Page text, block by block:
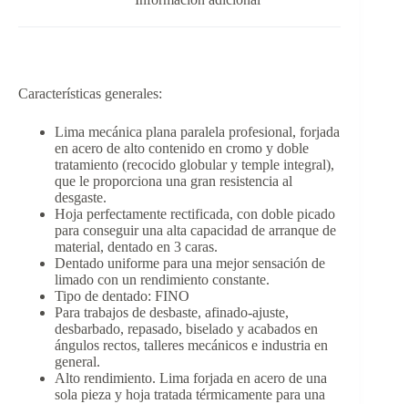
Características generales:
Lima mecánica plana paralela profesional, forjada
en acero de alto contenido en cromo y doble
tratamiento (recocido globular y temple integral),
que le proporciona una gran resistencia al
desgaste.
Hoja perfectamente rectificada, con doble picado
para conseguir una alta capacidad de arranque de
material, dentado en 3 caras.
Dentado uniforme para una mejor sensación de
limado con un rendimiento constante.
Tipo de dentado: FINO
Para trabajos de desbaste, afinado-ajuste,
desbarbado, repasado, biselado y acabados en
ángulos rectos, talleres mecánicos e industria en
general.
Alto rendimiento. Lima forjada en acero de una
sola pieza y hoja tratada térmicamente para una